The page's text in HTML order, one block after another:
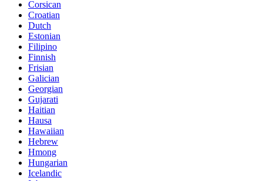
Corsican
Croatian
Dutch
Estonian
Filipino
Finnish
Frisian
Galician
Georgian
Gujarati
Haitian
Hausa
Hawaiian
Hebrew
Hmong
Hungarian
Icelandic